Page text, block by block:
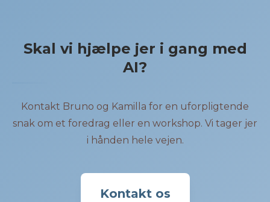
Skal vi hjælpe jer i gang med
AI?
Kontakt Bruno og Kamilla for en uforpligtende
snak om et foredrag eller en workshop. Vi tager jer
i hånden hele vejen.
Kontakt os